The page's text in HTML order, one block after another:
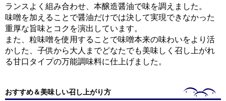
ランスよく組み合わせ、本醸造醤油で味を調えました。
味噌を加えることで醤油だけでは決して実現できなかった
重厚な旨味とコクを演出しています。
また、粒味噌を使用することで味噌本来の味わいをより活
かした、子供から大人までどなたでも美味しく召し上がれ
る甘口タイプの万能調味料に仕上げました。
おすすめ＆美味しい召し上がり方